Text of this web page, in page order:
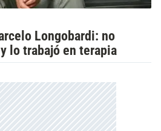
Longobardi: no
lo trabajó en terapia